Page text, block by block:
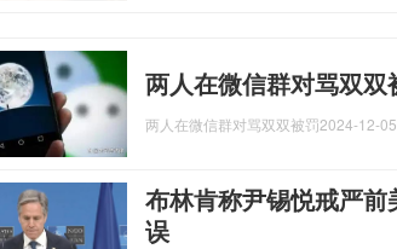
两人在微信群对骂双
两人在微信群对骂双双被罚2024-12-
布林肯称尹锡悦戒严
误